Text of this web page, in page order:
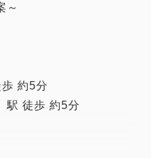
～
約5分
駅 徒歩 約5分